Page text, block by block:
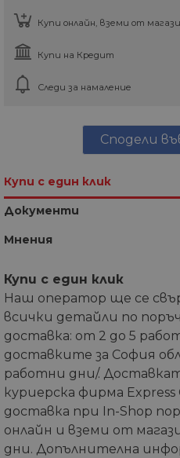
Купи онлайн, вземи от
Купи на Кредит
Следи за намаление
Сподели
Купи с един клик
Документи
Мнения
Купи с един клик
Наш оператор ще се
всички детайли по
доставка: от 2 до 5
доставките за София
работни дни/.
куриерска фирма
доставка при In-Shop
онлайн и вземи от
дни. Допълнителна